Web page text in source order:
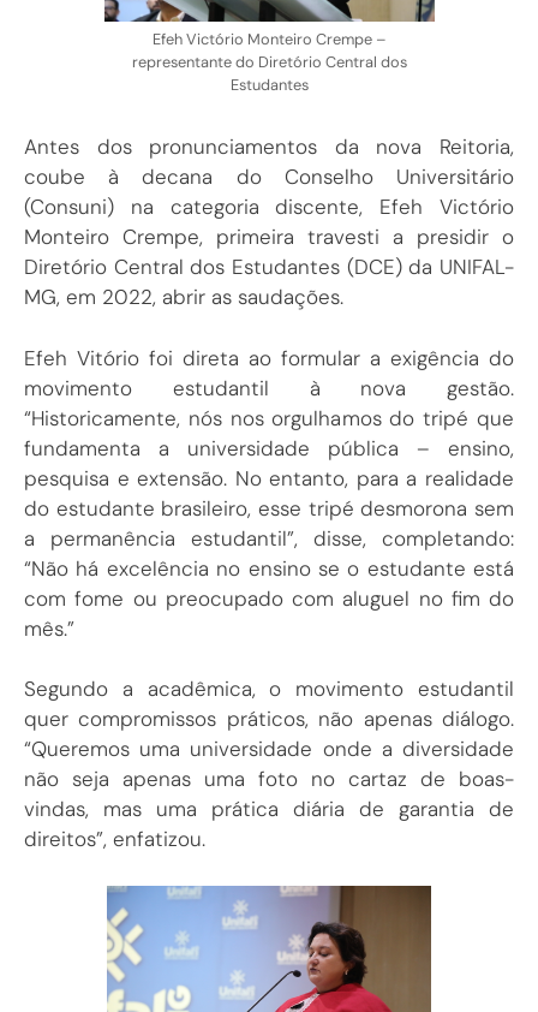
Efeh Victório Monteiro Crempe –
representante do Diretório Central dos
Estudantes
Antes dos pronunciamentos da nova Reitoria,
coube à decana do Conselho Universitário
(Consuni) na categoria discente, Efeh Victório
Monteiro Crempe, primeira travesti a presidir o
Diretório Central dos Estudantes (DCE) da UNIFAL-
MG, em 2022, abrir as saudações.
Efeh Vitório foi direta ao formular a exigência do
movimento estudantil à nova gestão.
“Historicamente, nós nos orgulhamos do tripé que
fundamenta a universidade pública – ensino,
pesquisa e extensão. No entanto, para a realidade
do estudante brasileiro, esse tripé desmorona sem
a permanência estudantil”, disse, completando:
“Não há excelência no ensino se o estudante está
com fome ou preocupado com aluguel no fim do
mês.”
Segundo a acadêmica, o movimento estudantil
quer compromissos práticos, não apenas diálogo.
“Queremos uma universidade onde a diversidade
não seja apenas uma foto no cartaz de boas-
vindas, mas uma prática diária de garantia de
direitos”, enfatizou.